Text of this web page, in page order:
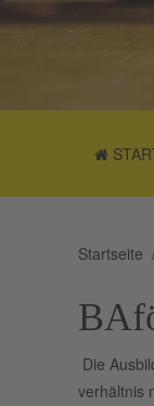
Startseite
Die
verhältnis